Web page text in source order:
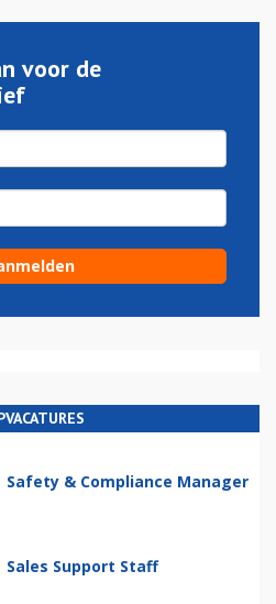
voor de
Safety & Compliance Manager
Sales Support Staff